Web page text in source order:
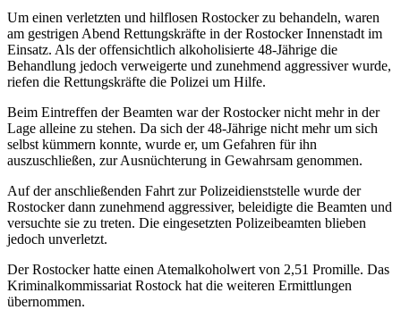
Um einen verletzten und hilflosen Rostocker zu behandeln, waren
am gestrigen Abend Rettungskräfte in der Rostocker Innenstadt im
Einsatz. Als der offensichtlich alkoholisierte 48-Jährige die
Behandlung jedoch verweigerte und zunehmend aggressiver wurde,
riefen die Rettungskräfte die Polizei um Hilfe.
Beim Eintreffen der Beamten war der Rostocker nicht mehr in der
Lage alleine zu stehen. Da sich der 48-Jährige nicht mehr um sich
selbst kümmern konnte, wurde er, um Gefahren für ihn
auszuschließen, zur Ausnüchterung in Gewahrsam genommen.
Auf der anschließenden Fahrt zur Polizeidienststelle wurde der
Rostocker dann zunehmend aggressiver, beleidigte die Beamten und
versuchte sie zu treten. Die eingesetzten Polizeibeamten blieben
jedoch unverletzt.
Der Rostocker hatte einen Atemalkoholwert von 2,51 Promille. Das
Kriminalkommissariat Rostock hat die weiteren Ermittlungen
übernommen.